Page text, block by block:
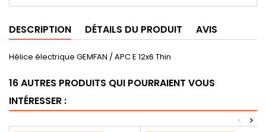
DESCRIPTION DÉTAILS DU PRODUIT AVIS
Hélice électrique GEMFAN / APC E 12x6 Thin
16 AUTRES PRODUITS QUI POURRAIENT VOUS
INTÉRESSER :
>
<